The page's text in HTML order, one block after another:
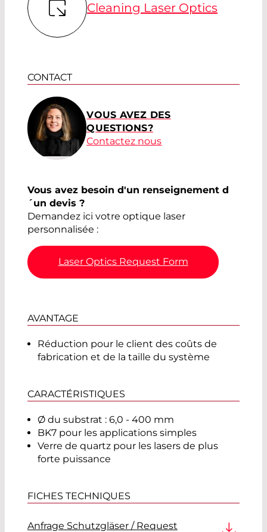
Cleaning Laser Optics
CONTACT
VOUS AVEZ DES
QUESTIONS?
Contactez nous
Vous avez besoin d'un renseignement d
´un devis ?
Demandez ici votre optique laser
personnalisée :
Laser Optics Request Form
AVANTAGE
Réduction pour le client des coûts de
fabrication et de la taille du système
CARACTÉRISTIQUES
Ø du substrat : 6,0 - 400 mm
BK7 pour les applications simples
Verre de quartz pour les lasers de plus
forte puissance
FICHES TECHNIQUES
Anfrage Schutzgläser / Request